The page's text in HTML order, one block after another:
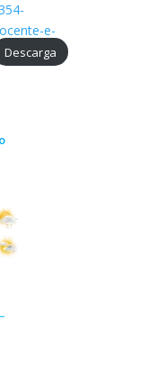
e-
Descarga